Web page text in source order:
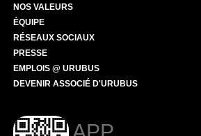
NOS VALEURS
ÉQUIPE
RÉSEAUX SOCIAUX
PRESSE
EMPLOIS @ URUBUS
DEVENIR ASSOCIÉ D'URUBUS